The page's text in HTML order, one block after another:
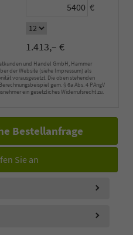
€
1.413,– €
und Handel GmbH, Hammer
der Website (siehe Impressum) als
vorausgesetzt. Die oben stehenden
gem. § 6a Abs. 4 PAngV
ein gesetzliches Widerrufsrecht zu.
Bestellanfrage
Sie an